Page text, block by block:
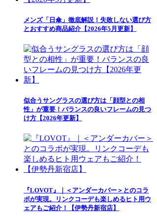
メンズ「日傘」徹底解説！失敗しない選び方
とおすすめ商品紹介【2026年5月更新】
似合うサングラスの選び方は「顔型との相
性」が重要！バランスの良いフレームの見つ
け方【2026年更新】
『LOVOT』｜＜アンダーカバー＞とのコラ
ボが実現。リンクコーデも楽しめるヒト用ウ
ェアもご紹介！【伊勢丹新宿店】